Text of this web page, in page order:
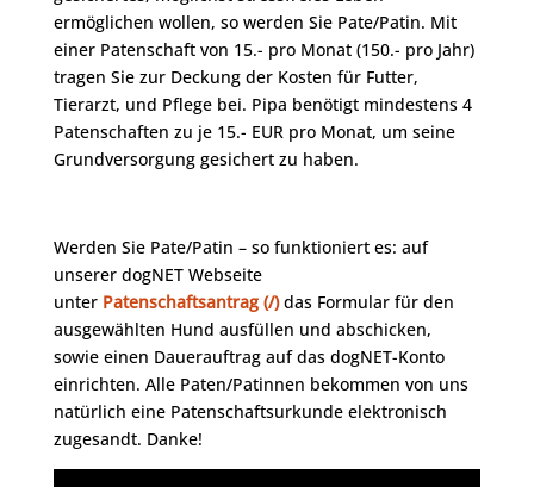
ermöglichen wollen, so werden Sie Pate/Patin. Mit
einer Patenschaft von 15.- pro Monat (150.- pro Jahr)
tragen Sie zur Deckung der Kosten für Futter,
Tierarzt, und Pflege bei. Pipa benötigt mindestens 4
Patenschaften zu je 15.- EUR pro Monat, um seine
Grundversorgung gesichert zu haben.
Werden Sie Pate/Patin – so funktioniert es: auf
unserer dogNET Webseite
unter Patenschaftsantrag (/)das Formular für den
ausgewählten Hund ausfüllen und abschicken,
sowie einen Dauerauftrag auf das dogNET-Konto
einrichten. Alle Paten/Patinnen bekommen von uns
natürlich eine Patenschaftsurkunde elektronisch
zugesandt. Danke!